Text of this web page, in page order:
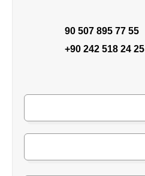
90 507 895 77 55
+90 242 518 24 25